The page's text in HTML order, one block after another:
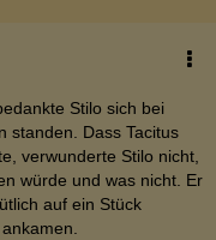
Stilo sich bei
standen. Dass Tacitus
verwunderte Stilo nicht,
würde und was nicht. Er
auf ein Stück